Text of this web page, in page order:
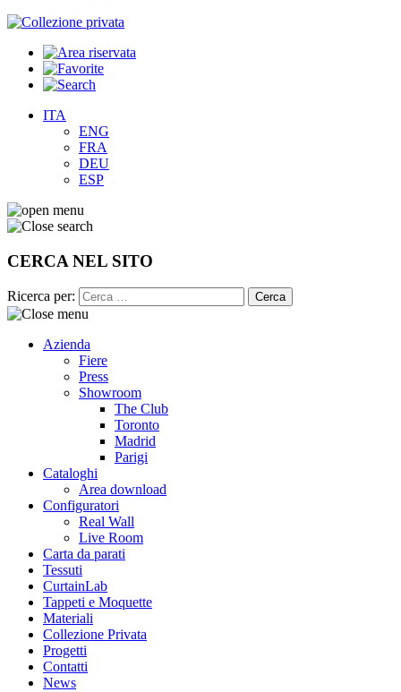
ITA
ENG
FRA
DEU
ESP
CERCA NEL SITO
Ricerca per:
Azienda
Fiere
Press
Showroom
The Club
Toronto
Madrid
Parigi
Cataloghi
Area download
Configuratori
Real Wall
Live Room
Carta da parati
Tessuti
CurtainLab
Tappeti e Moquette
Materiali
Collezione Privata
Progetti
Contatti
News